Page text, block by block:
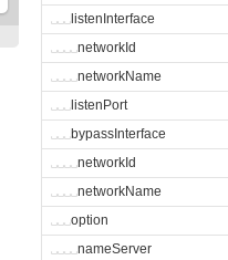
␣␣␣ listenInterface
␣␣␣␣networkId
␣␣␣␣networkName
␣␣␣ listenPort
␣␣␣bypassInterface
␣␣␣␣networkId
␣␣␣␣networkName
␣␣␣option
␣␣␣␣nameServer